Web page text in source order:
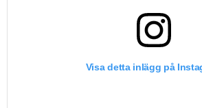
Visa detta inlägg på